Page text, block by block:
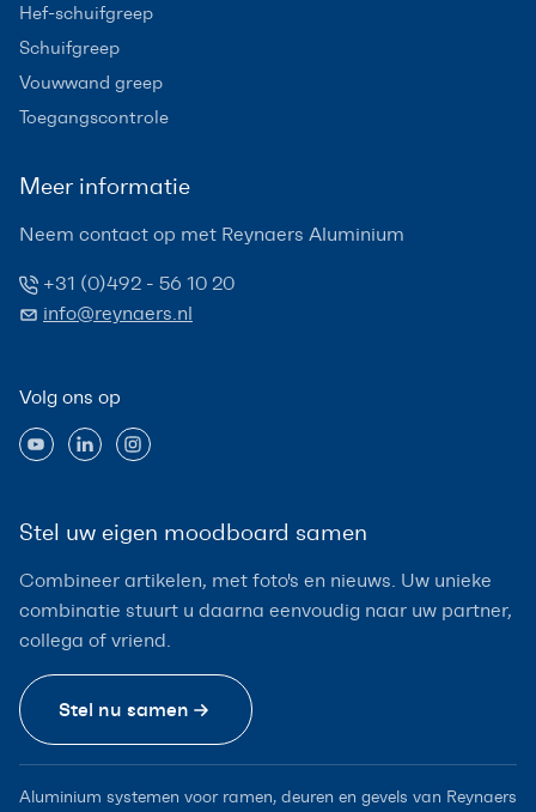
Hef-schuifgreep
Schuifgreep
Vouwwand greep
Toegangscontrole
Meer informatie
Neem contact op met Reynaers Aluminium
+31 (0)492 - 56 10 20
info@reynaers.nl
Volg ons op
Stel uw eigen moodboard samen
Combineer artikelen, met foto's en nieuws. Uw unieke
combinatie stuurt u daarna eenvoudig naar uw partner,
collega of vriend.
Stel nu samen
Aluminium systemen voor ramen, deuren en gevels van Reynaers